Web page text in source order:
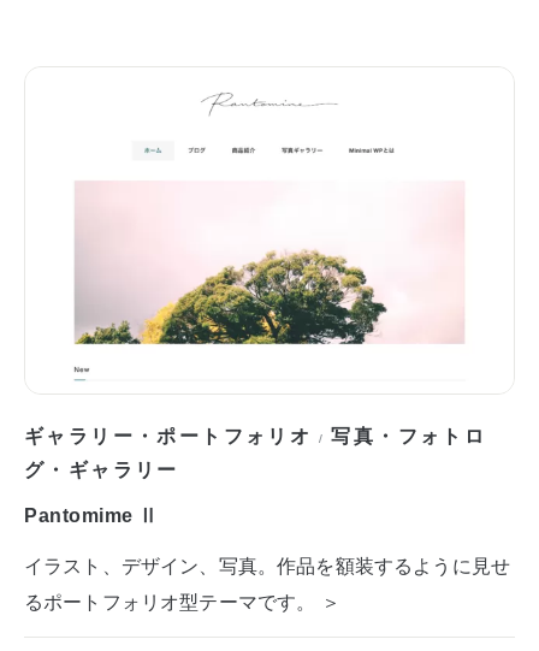
ギャラリー・ポートフォリオ /写真・フォトロ
グ・ギャラリー
Pantomime Ⅱ
イラスト、デザイン、写真。作品を額装するように見せ
るポートフォリオ型テーマです。 ＞